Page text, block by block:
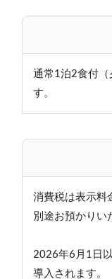
通常1泊2食付（
す。
消費税は表示
別途お預かりい
2026年6月1日
導入されます。